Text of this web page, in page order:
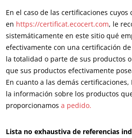
Corea del Sur (coreano)
India (inglés)
Japón (japonés)
America
Argentina (español)
Canadá (inglés)
En el caso de las certificaciones
en https://certificat.ecocert.com, le
sistemáticamente en este sitio qué
efectivamente con una certificación de
la totalidad o parte de sus productos
que sus productos efectivamente
En cuanto a las demás
la información sobre los productos
proporcionamos a pedido.
Lista no exhaustiva de referencias